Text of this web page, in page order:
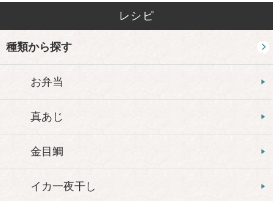
レシピ
種類から探す
お弁当
真あじ
金目鯛
イカ一夜干し